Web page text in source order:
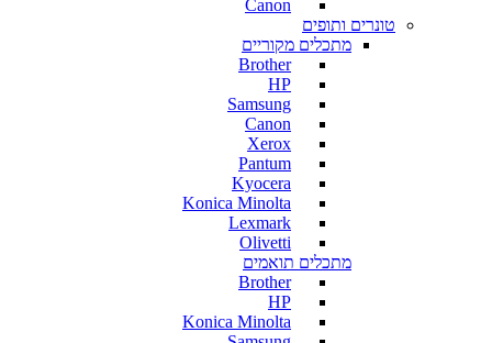
Canon
טונרים ותופים
מתכלים מקוריים
Brother
HP
Samsung
Canon
Xerox
Pantum
Kyocera
Konica Minolta
Lexmark
Olivetti
מתכלים תואמים
Brother
HP
Konica Minolta